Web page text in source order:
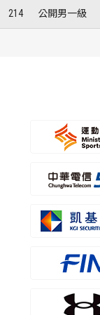
214 公開男一級